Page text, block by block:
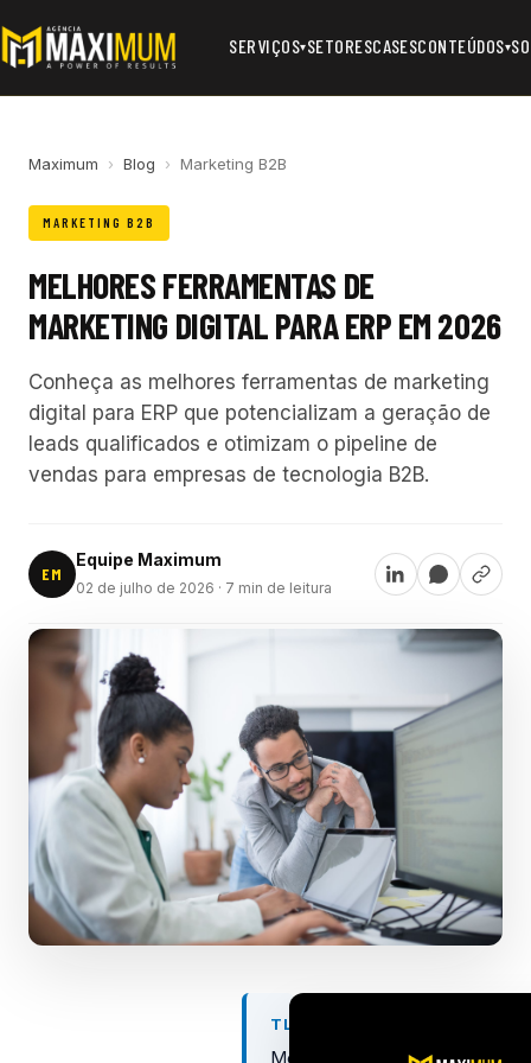
SERVIÇOS▾SETORESCASESCONTEÚDOS▾
Maximum › Blog › Marketing B2B
MARKETING B2B
MELHORES FERRAMENTAS DE
MARKETING DIGITAL PARA ERP EM 2026
Conheça as melhores ferramentas de marketing
digital para ERP que potencializam a geração de
leads qualificados e otimizam o pipeline de
vendas para empresas de tecnologia B2B.
EM
Equipe Maximum
02 de julho de 2026 · 7 min de leitura
TL;DR
Melhores